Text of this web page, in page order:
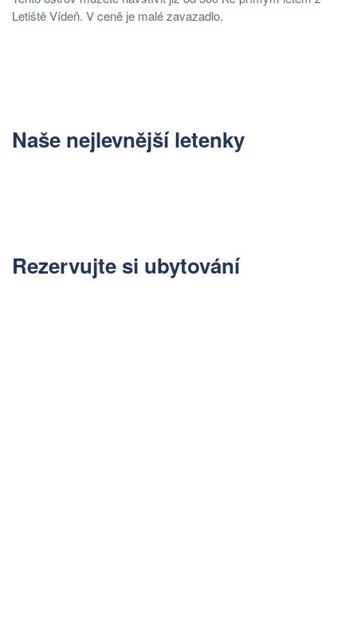
Letiště Vídeň. V ceně je malé zavazadlo.
Naše nejlevnější letenky
Rezervujte si ubytování